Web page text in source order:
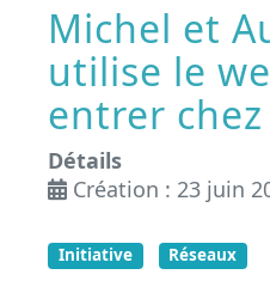
Michel et
utilise le
entrer
Détails
Création : 23 juin
Initiative Réseaux